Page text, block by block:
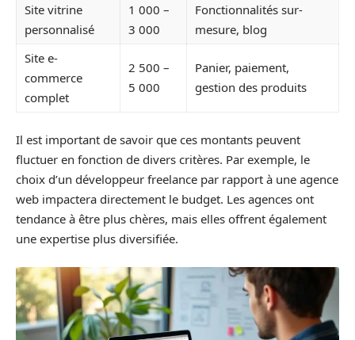
Site vitrine
personnalisé
1 000 –
3 000
Fonctionnalités sur-
mesure, blog
Site e-
commerce
complet
2 500 –
5 000
Panier, paiement,
gestion des produits
Il est important de savoir que ces montants peuvent
fluctuer en fonction de divers critères. Par exemple, le
choix d’un développeur freelance par rapport à une agence
web impactera directement le budget. Les agences ont
tendance à être plus chères, mais elles offrent également
une expertise plus diversifiée.